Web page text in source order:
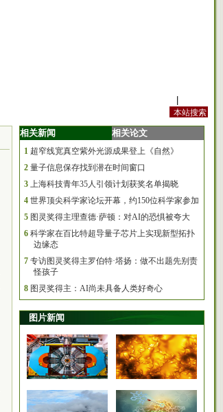
相关新闻 相关论文
1 超窄线宽真空紫外光源成果登上《自然》
2 量子信息保存找到潜在时间窗口
3 上海科技青年35人引领计划获奖名单揭晓
4 世界顶尖科学家论坛开幕，约150位科学家参加
5 图灵奖得主理查德·萨顿：对AI的恐惧被夸大
6 科学家在百比特超导量子芯片上实现新型拓扑
边缘态
7 专访图灵奖得主罗伯特·塔扬：做不出题先别责
怪孩子
8 图灵奖得主：AI尚未具备人类好奇心
图片新闻